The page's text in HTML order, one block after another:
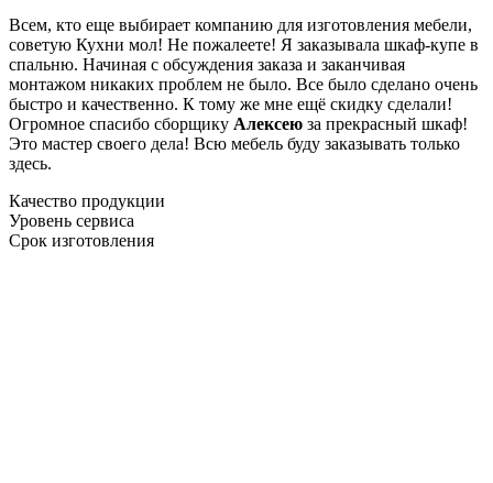
Всем, кто еще выбирает компанию для изготовления мебели,
советую Кухни мол! Не пожалеете! Я заказывала шкаф-купе в
спальню. Начиная с обсуждения заказа и заканчивая
монтажом никаких проблем не было. Все было сделано очень
быстро и качественно. К тому же мне ещё скидку сделали!
Огромное спасибо сборщику Алексею за прекрасный шкаф!
Это мастер своего дела! Всю мебель буду заказывать только
здесь.
Качество продукции
Уровень сервиса
Срок изготовления